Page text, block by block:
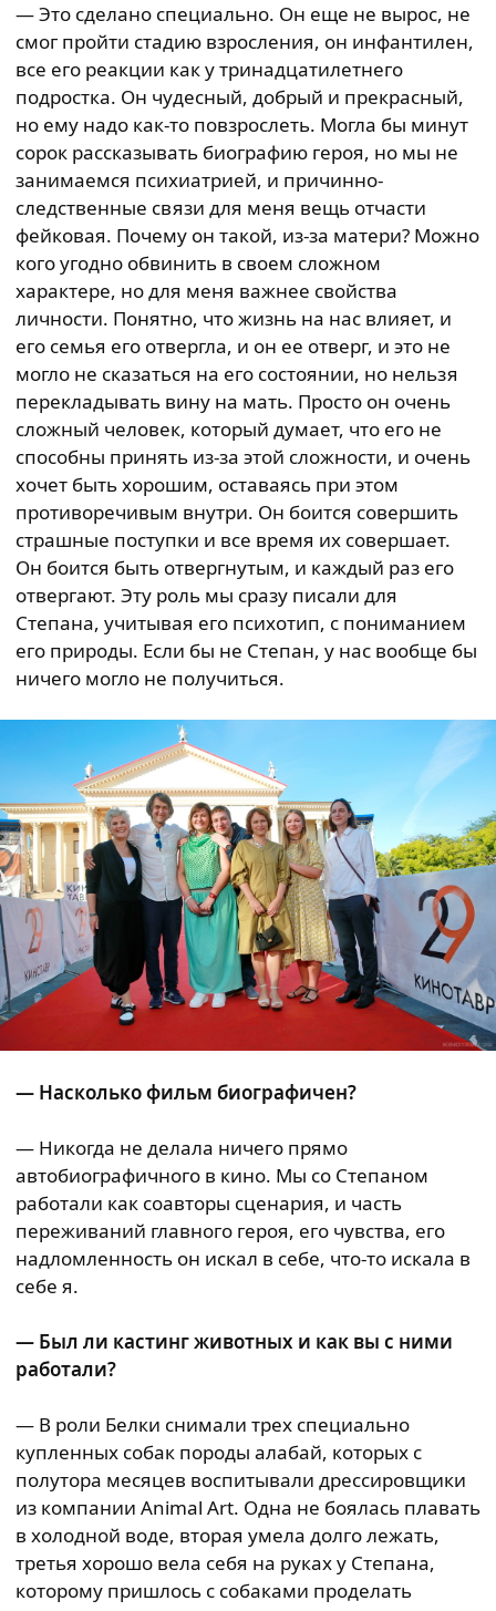
— Это сделано специально. Он еще не вырос, не
смог пройти стадию взросления, он инфантилен,
все его реакции как у тринадцатилетнего
подростка. Он чудесный, добрый и прекрасный,
но ему надо как-то повзрослеть. Могла бы минут
сорок рассказывать биографию героя, но мы не
занимаемся психиатрией, и причинно-
следственные связи для меня вещь отчасти
фейковая. Почему он такой, из-за матери? Можно
кого угодно обвинить в своем сложном
характере, но для меня важнее свойства
личности. Понятно, что жизнь на нас влияет, и
его семья его отвергла, и он ее отверг, и это не
могло не сказаться на его состоянии, но нельзя
перекладывать вину на мать. Просто он очень
сложный человек, который думает, что его не
способны принять из-за этой сложности, и очень
хочет быть хорошим, оставаясь при этом
противоречивым внутри. Он боится совершить
страшные поступки и все время их совершает.
Он боится быть отвергнутым, и каждый раз его
отвергают. Эту роль мы сразу писали для
Степана, учитывая его психотип, с пониманием
его природы. Если бы не Степан, у нас вообще бы
ничего могло не получиться.
— Насколько фильм биографичен?
— Никогда не делала ничего прямо
автобиографичного в кино. Мы со Степаном
работали как соавторы сценария, и часть
переживаний главного героя, его чувства, его
надломленность он искал в себе, что-то искала в
себе я.
— Был ли кастинг животных и как вы с ними
работали?
— В роли Белки снимали трех специально
купленных собак породы алабай, которых с
полутора месяцев воспитывали дрессировщики
из компании Animal Art. Одна не боялась плавать
в холодной воде, вторая умела долго лежать,
третья хорошо вела себя на руках у Степана,
которому пришлось с собаками проделать